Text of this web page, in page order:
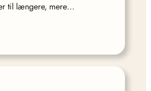
til længere, mere…